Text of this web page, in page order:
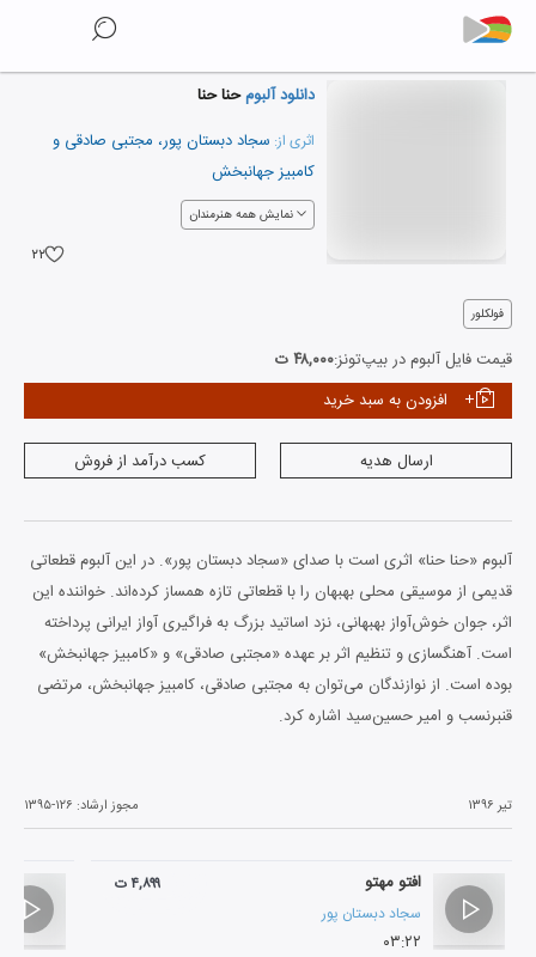
دانلود آلبومحنا حنا
اثری از: سجاد دبستان پور، مجتبی صادقی و
کامبیز جهانبخش
نمایش همه هنرمندان
۲۲
فولکلور
قیمت فایل آلبوم در بیپ‌تونز:۴۸,۰۰۰ ت
افزودن به سبد خرید
ارسال هدیه کسب درآمد از فروش
آلبوم «حنا حنا» اثری است با صدای «سجاد دبستان پور». در این آلبوم قطعاتی
قدیمی از موسیقی محلی بهبهان را با قطعاتی تازه همساز کرده‌اند. خواننده این
اثر، جوان خوش‌آواز بهبهانی، نزد اساتید بزرگ به فراگیری آواز ایرانی پرداخته
است. آهنگسازی و تنظیم اثر بر عهده «مجتبی صادقی» و «کامبیز جهانبخش»
بوده است. از نوازندگان می‌توان به مجتبی صادقی، کامبیز جهانبخش، مرتضی
قنبرنسب و امیر حسین‌سید اشاره کرد.
تیر ۱۳۹۶ مجوز ارشاد: ۱۳۹۵-۱۲۶
افتو مهتو
سجاد دبستان پور
۰۳:۲۲
۴,۸۹۹ ت